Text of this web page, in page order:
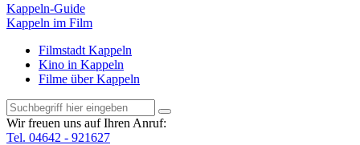
Kappeln-Guide
Kappeln im Film
Filmstadt Kappeln
Kino in Kappeln
Filme über Kappeln
Wir freuen uns auf Ihren Anruf:
Tel. 04642 - 921627